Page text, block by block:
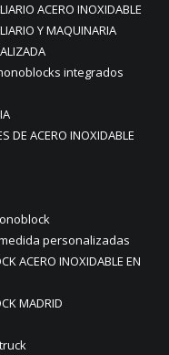
ACERO INOXIDABLE
Y MAQUINARIA
integrados
DE ACERO INOXIDABLE
personalizadas
ACERO INOXIDABLE EN
MADRID